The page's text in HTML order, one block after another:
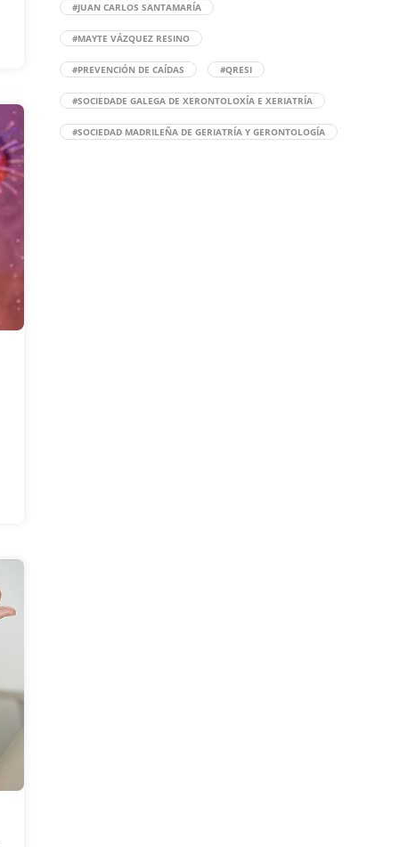
#JUAN CARLOS SANTAMARÍA
#MAYTE VÁZQUEZ RESINO
#PREVENCIÓN DE CAÍDAS #QRESI
#SOCIEDADE GALEGA DE XERONTOLOXÍA E XERIATRÍA
#SOCIEDAD MADRILEÑA DE GERIATRÍA Y GERONTOLOGÍA